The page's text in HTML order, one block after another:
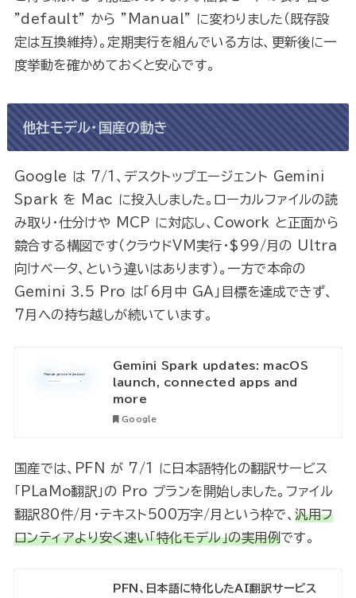
"default" から "Manual" に変わりました（既存設
定は互換維持）。定期実行を組んでいる方は、更新後に一
度挙動を確かめておくと安心です。
他社モデル・国産の動き
Google は 7/1、デスクトップエージェント Gemini
Spark を Mac に投入しました。ローカルファイルの読
み取り・仕分けや MCP に対応し、Cowork と正面から
競合する構図です（クラウドVM実行・$99/月の Ultra
向けベータ、という違いはあります）。一方で本命の
Gemini 3.5 Pro は「6月中 GA」目標を達成できず、
7月への持ち越しが続いています。
Gemini Spark updates: macOS
launch, connected apps and
more
Google
国産では、PFN が 7/1 に日本語特化の翻訳サービス
「PLaMo翻訳」の Pro プランを開始しました。ファイル
翻訳80件/月・テキスト500万字/月という枠で、汎用フ
ロンティアより安く速い「特化モデル」の実用例です。
PFN、日本語に特化したAI翻訳サービス